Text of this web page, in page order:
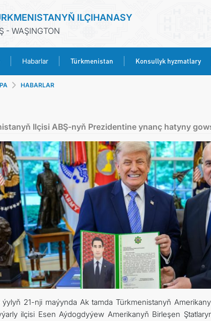
ILÇIHANASY
- WAŞINGTON
Habarlar Türkmenistan Konsullyk hyzmatlary
HABARLAR
Ilçisi ABŞ-nyň Prezidentine ynanç hatyny
21-nji maýynda Ak tamda Türkmenistanyň
ilçisi Esen Aýdogdyýew Amerikanyň Birleşen